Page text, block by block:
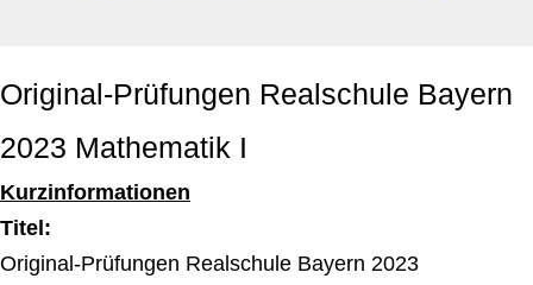
Original-Prüfungen Realschule Bayern
2023 Mathematik I
Kurzinformationen
Titel:
Original-Prüfungen Realschule Bayern 2023